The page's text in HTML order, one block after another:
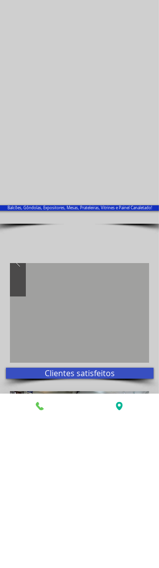
Balcões, Gôndolas, Expositores, Mesas, Prateleiras, Vitrines e Painel Canaletado!
Clientes satisfeitos
Visite nosso show room!